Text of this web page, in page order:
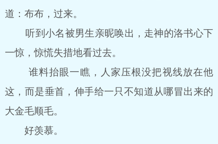
道：布布，过来。
听到小名被男生亲昵唤出，走神的洛书心下
一惊，惊慌失措地看过去。
谁料抬眼一瞧，人家压根没把视线放在他
这，而是垂首，伸手给一只不知道从哪冒出来的
大金毛顺毛。
好羡慕。